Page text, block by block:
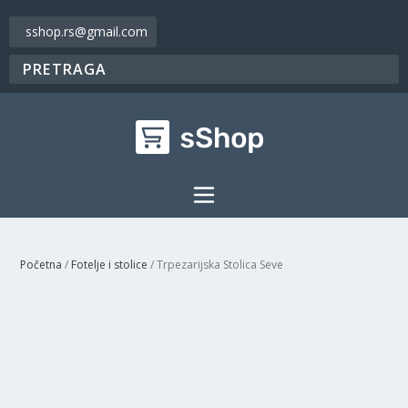
sshop.rs@gmail.com
Početna / Fotelje i stolice / Trpezarijska Stolica Seve